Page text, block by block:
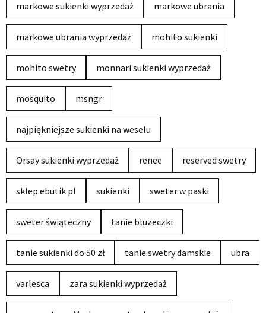
markowe sukienki wyprzedaż markowe ubrania
markowe ubrania wyprzedaż mohito sukienki
mohito swetry monnari sukienki wyprzedaż
mosquito msngr
najpiękniejsze sukienki na weselu
Orsay sukienki wyprzedaż renee reserved swetry
sklep ebutik.pl sukienki sweter w paski
sweter świąteczny tanie bluzeczki
tanie sukienki do 50 zł tanie swetry damskie ubra
varlesca zara sukienki wyprzedaż